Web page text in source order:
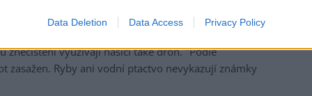
Data Deletion Data Access Privacy Policy
z hladiny do připravených pytlů k likvidaci. "Stejný
dopoledne," uvedla mluvčí.
znečištění využívají hasiči také dron. "Podle
zasažen. Ryby ani vodní ptactvo nevykazují známky